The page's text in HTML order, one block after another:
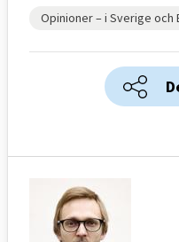
Opinioner – i Sverige och